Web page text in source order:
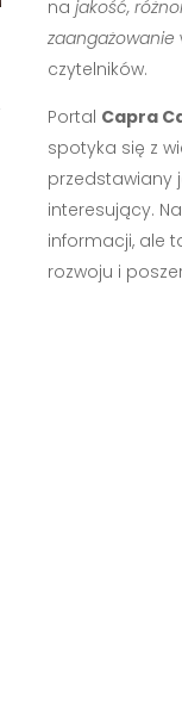
na jakość,
zaangażowanie
czytelników.
Portal Capra
spotyka się z
przedstawiany
interesujący.
informacji, ale
rozwoju i